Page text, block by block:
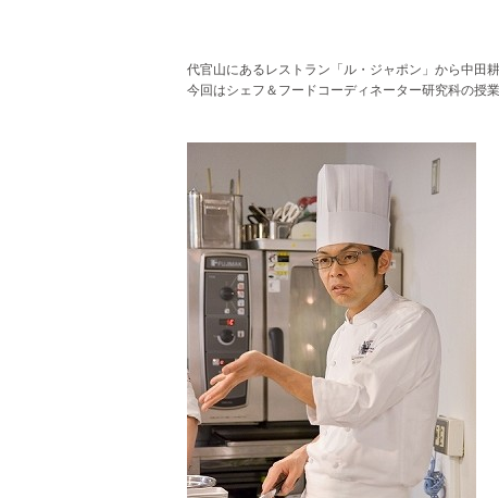
代官山にあるレストラン「ル・ジャポン」から中田
今回はシェフ＆フードコーディネーター研究科の授